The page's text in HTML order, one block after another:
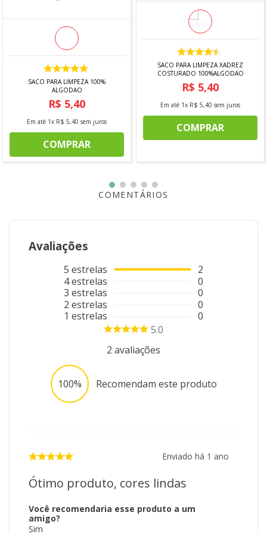
O PRODUTO ACOMPANHA
- 1 Pires 16 cm - Oxford
- 1 Xícara de Chá 200 ml - Oxford
*imagem meramente ilustrativa
SACO PARA LIMPEZA 100%
ALGODAO
R$ 5,40
Em até 1x R$ 5,40 sem juros
COMPRAR
SACO PARA LIMPEZA XADREZ
COSTURADO 100%ALGODAO
R$ 5,40
Em até 1x R$ 5,40 sem juros
COMPRAR
COMENTÁRIOS
Avaliações
5 estrelas
4estrelas
3 estrelas
2 estrelas
1 estrelas
2
0
0
0
0
5.0
2 avaliações
100% Recomendam este produto
Enviado há 1 ano
Ótimo produto, cores lindas
Você recomendaria esse produto a um
amigo?
Sim